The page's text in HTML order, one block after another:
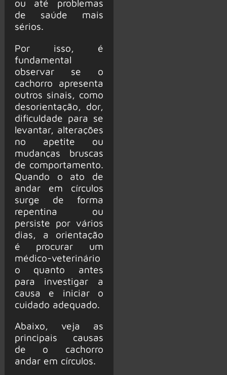
ou até problemas
de saúde mais
sérios.
Por isso, é
fundamental
observar se o
cachorro apresenta
outros sinais, como
desorientação, dor,
dificuldade para se
levantar, alterações
no apetite ou
mudanças bruscas
de comportamento.
Quando o ato de
andar em círculos
surge de forma
repentina ou
persiste por vários
dias, a orientação
é procurar um
médico-veterinário
o quanto antes
para investigar a
causa e iniciar o
cuidado adequado.
Abaixo, veja as
principais causas
de o cachorro
andar em círculos.